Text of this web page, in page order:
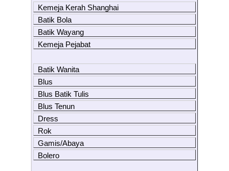
Kemeja Kerah Shanghai
Batik Bola
Batik Wayang
Kemeja Pejabat
Batik Wanita
Blus
Blus Batik Tulis
Blus Tenun
Dress
Rok
Gamis/Abaya
Bolero